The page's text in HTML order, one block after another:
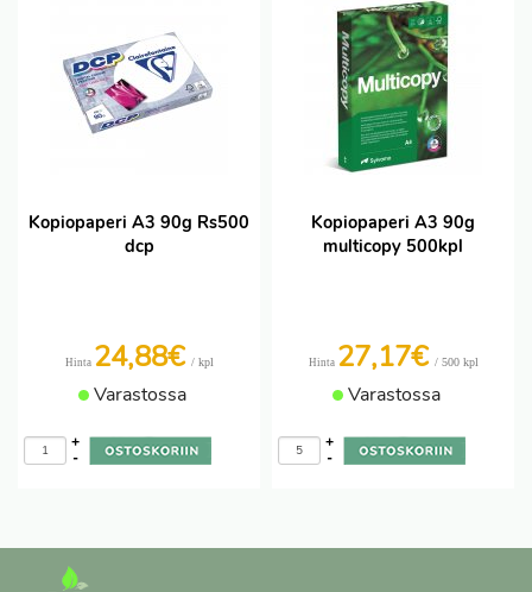
Kopiopaperi A3 90g Rs500
dcp
Hinta 24,88€ / kpl
Varastossa
-
+
Kopiopaperi A3 90g
multicopy 500kpl
Hinta 27,17€ / 500 kpl
Varastossa
-
+